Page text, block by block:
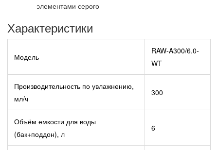
элементами серого
Характеристики
Модель
RAW-A300/6.0-
WT
Производительность по увлажнению,
мл/ч
300
Объём емкости для воды
(бак+поддон), л
6